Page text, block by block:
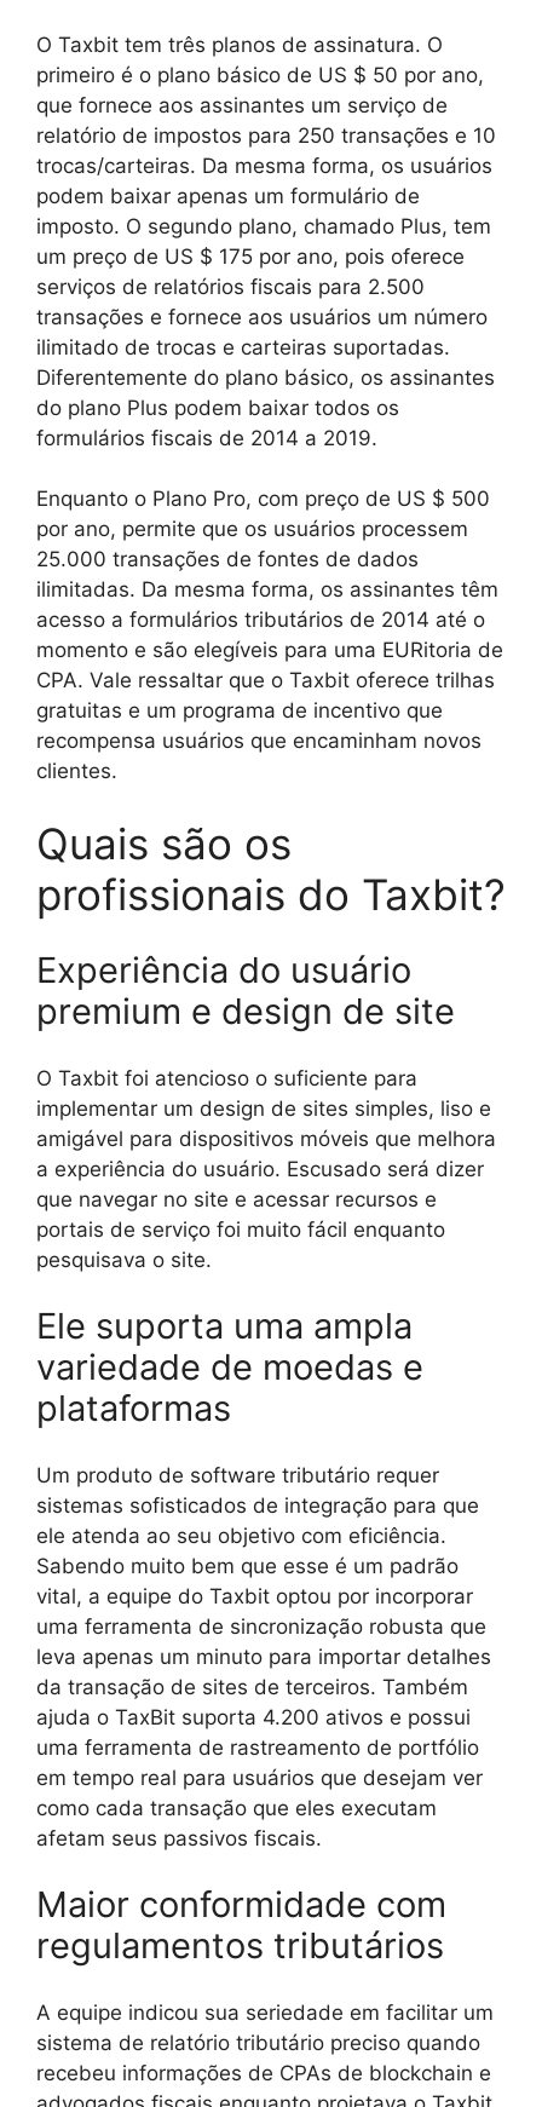
O Taxbit tem três planos de assinatura. O
primeiro é o plano básico de US $ 50 por ano,
que fornece aos assinantes um serviço de
relatório de impostos para 250 transações e 10
trocas/carteiras. Da mesma forma, os usuários
podem baixar apenas um formulário de
imposto. O segundo plano, chamado Plus, tem
um preço de US $ 175 por ano, pois oferece
serviços de relatórios fiscais para 2.500
transações e fornece aos usuários um número
ilimitado de trocas e carteiras suportadas.
Diferentemente do plano básico, os assinantes
do plano Plus podem baixar todos os
formulários fiscais de 2014 a 2019.
Enquanto o Plano Pro, com preço de US $ 500
por ano, permite que os usuários processem
25.000 transações de fontes de dados
ilimitadas. Da mesma forma, os assinantes têm
acesso a formulários tributários de 2014 até o
momento e são elegíveis para uma EURitoria de
CPA. Vale ressaltar que o Taxbit oferece trilhas
gratuitas e um programa de incentivo que
recompensa usuários que encaminham novos
clientes.
Quais são os
profissionais do Taxbit?
Experiência do usuário
premium e design de site
O Taxbit foi atencioso o suficiente para
implementar um design de sites simples, liso e
amigável para dispositivos móveis que melhora
a experiência do usuário. Escusado será dizer
que navegar no site e acessar recursos e
portais de serviço foi muito fácil enquanto
pesquisava o site.
Ele suporta uma ampla
variedade de moedas e
plataformas
Um produto de software tributário requer
sistemas sofisticados de integração para que
ele atenda ao seu objetivo com eficiência.
Sabendo muito bem que esse é um padrão
vital, a equipe do Taxbit optou por incorporar
uma ferramenta de sincronização robusta que
leva apenas um minuto para importar detalhes
da transação de sites de terceiros. Também
ajuda o TaxBit suporta 4.200 ativos e possui
uma ferramenta de rastreamento de portfólio
em tempo real para usuários que desejam ver
como cada transação que eles executam
afetam seus passivos fiscais.
Maior conformidade com
regulamentos tributários
A equipe indicou sua seriedade em facilitar um
sistema de relatório tributário preciso quando
recebeu informações de CPAs de blockchain e